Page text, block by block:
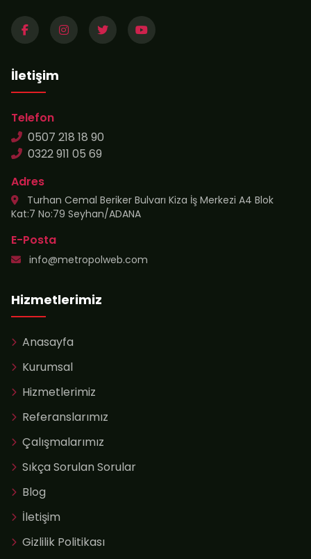
İletişim
Telefon
0507 218 18 90
0322 911 05 69
Adres
Turhan Cemal Beriker Bulvarı Kiza İş Merkezi A4 Blok
Kat:7 No:79 Seyhan/ADANA
E-Posta
info@metropolweb.com
Hizmetlerimiz
Anasayfa
Kurumsal
Hizmetlerimiz
Referanslarımız
Çalışmalarımız
Sıkça Sorulan Sorular
Blog
İletişim
Gizlilik Politikası